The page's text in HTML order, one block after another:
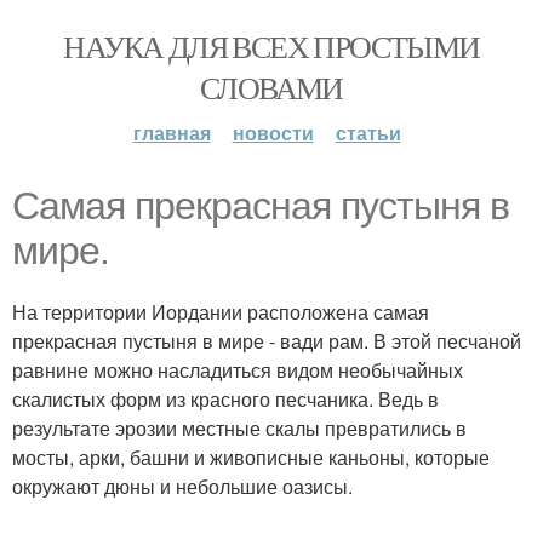
НАУКА ДЛЯ ВСЕХ ПРОСТЫМИ
СЛОВАМИ
главная новости статьи
Самая прекрасная пустыня в
мире.
На территории Иордании расположена самая
прекрасная пустыня в мире - вади рам. В этой песчаной
равнине можно насладиться видом необычайных
скалистых форм из красного песчаника. Ведь в
результате эрозии местные скалы превратились в
мосты, арки, башни и живописные каньоны, которые
окружают дюны и небольшие оазисы.